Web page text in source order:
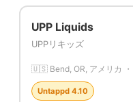
UPP Liquids
UPPリキッズ
🇺🇸 Bend, OR, アメリカ
Untappd 4.10